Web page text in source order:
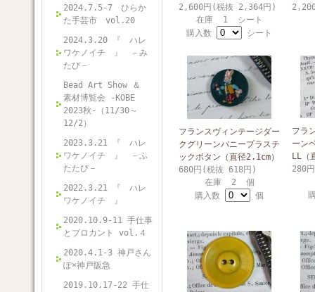
2024.7.5-7 ひらか
た手芸市 vol.20
2024.3.20 『 ハレ
ワケノイチ 』 －み
たび－
Bead Art Show ＆
素材博覧会 -KOBE
2023秋-（11/30～
12/2）
2023.3.21 『 ハレ
ワケノイチ 』 －ふ
たたび－
2022.3.21 『 ハレ
ワケノイチ 』
2020.10.9-11 手仕事
とブロカント vol.４
2020.4.1-3 神戸さん
ぽ×神戸阪急
2019.10.17-22 手仕
2,600円(税抜 2,364円)
在庫 1 シート
購入数
シート
フランスヴィンテージダー
クグリーンバニープラスチ
ックボタン（直径2.1cm）
680円(税抜 618円)
在庫 2 個
購入数
個
フラ
ーン
LL（
280